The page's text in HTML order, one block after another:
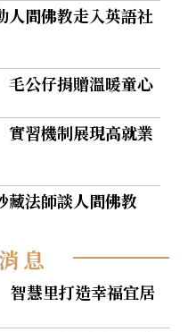
間佛教走入英語社
公仔捐贈溫暖童心
習機制展現高就業
法師談人間佛教
消息
慧里打造幸福宜居